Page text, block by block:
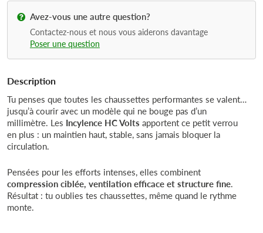
Avez-vous une autre question?
Contactez-nous et nous vous aiderons davantage
Poser une question
Description
Tu penses que toutes les chaussettes performantes se valent…
jusqu’à courir avec un modèle qui ne bouge pas d’un
millimètre. Les Incylence HC Volts apportent ce petit verrou
en plus : un maintien haut, stable, sans jamais bloquer la
circulation.
Pensées pour les efforts intenses, elles combinent
compression ciblée, ventilation efficace et structure fine.
Résultat : tu oublies tes chaussettes, même quand le rythme
monte.